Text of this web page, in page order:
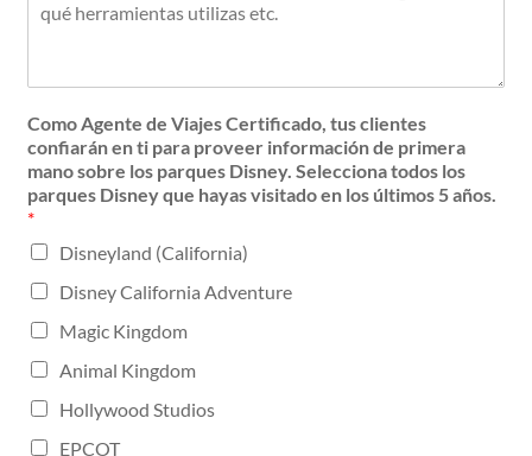
Como Agente de Viajes Certificado, tus clientes
confiarán en ti para proveer información de primera
mano sobre los parques Disney. Selecciona todos los
parques Disney que hayas visitado en los últimos 5 años.
*
Disneyland (California)
Disney California Adventure
Magic Kingdom
Animal Kingdom
Hollywood Studios
EPCOT